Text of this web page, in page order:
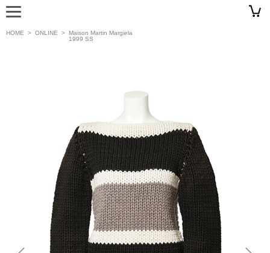
HOME > ONLINE > Maison Martin Margiela
1999 SS